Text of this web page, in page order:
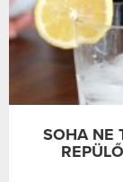
SOHA NE